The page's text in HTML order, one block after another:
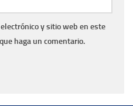
y sitio web en este
haga un comentario.